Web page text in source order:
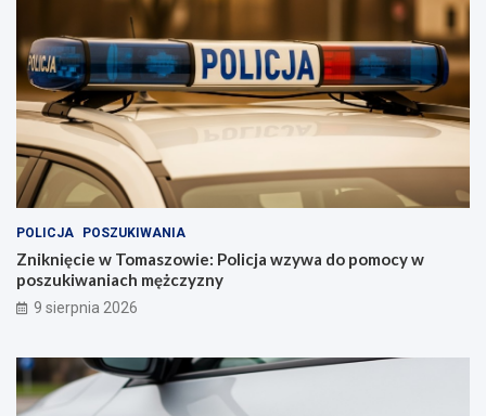
POLICJA POSZUKIWANIA
Zniknięcie w Tomaszowie: Policja wzywa do pomocy w
poszukiwaniach mężczyzny
9 sierpnia 2026